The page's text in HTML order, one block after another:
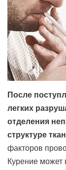
После
легких
отделения
структуре
факторов
Курение может